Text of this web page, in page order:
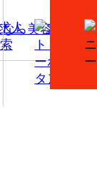
師求人一覧